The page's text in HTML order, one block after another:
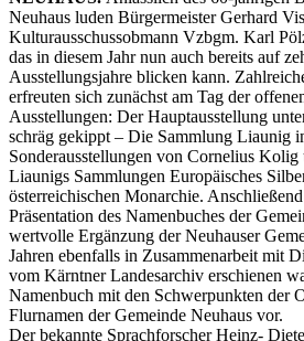
Neuhaus luden Bürgermeister Gerhard
Kulturausschussobmann Vzbgm. Karl
das in diesem Jahr nun auch bereits auf
Ausstellungsjahre blicken kann.
erfreuten sich zunächst am Tag der
Ausstellungen: Der Hauptausstellung
schräg gekippt – Die Sammlung Liaunig
Sonderausstellungen von Cornelius Kolig
Liaunigs Sammlungen Europäisches
österreichischen Monarchie.
Präsentation des Namenbuches der
wertvolle Ergänzung der Neuhauser
Jahren ebenfalls in Zusammenarbeit mit
vom Kärntner Landesarchiv erschienen
Namenbuch mit den Schwerpunkten der
Flurnamen der Gemeinde Neuhaus vor.
Der bekannte Sprachforscher Heinz-